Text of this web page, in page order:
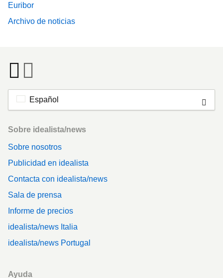
Euribor
Archivo de noticias
Español
Footer
Sobre idealista/news
Sobre nosotros
Publicidad en idealista
Contacta con idealista/news
Sala de prensa
Informe de precios
idealista/news Italia
idealista/news Portugal
Ayuda